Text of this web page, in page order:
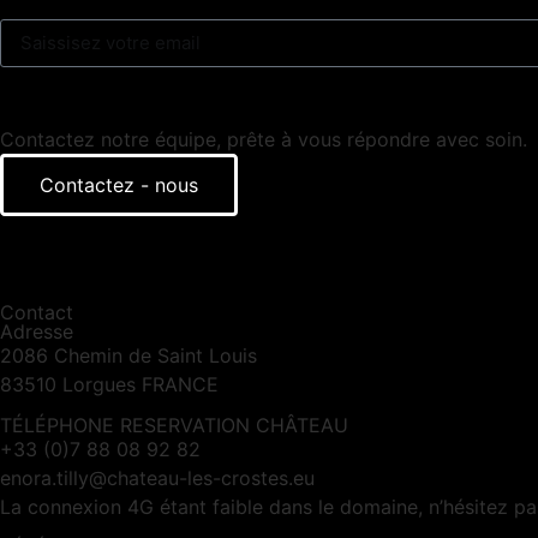
Contactez notre équipe, prête à vous répondre avec soin.
Contactez - nous
Contact
Adresse
2086 Chemin de Saint Louis
83510 Lorgues FRANCE
TÉLÉPHONE RESERVATION CHÂTEAU
+33 (0)7 88 08 92 82
enora.tilly@chateau-les-crostes.eu
La connexion 4G étant faible dans le domaine, n’hésitez